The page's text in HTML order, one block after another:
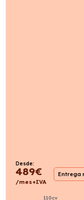
Desde:
489€
/mes+IVA
Entrega
110cv